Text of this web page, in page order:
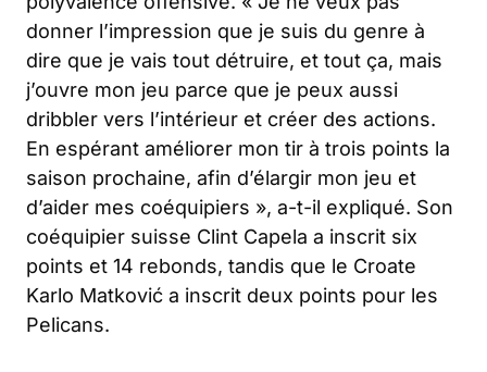
donner l’impression que je suis du genre à
dire que je vais tout détruire, et tout ça, mais
j’ouvre mon jeu parce que je peux aussi
dribbler vers l’intérieur et créer des actions.
En espérant améliorer mon tir à trois points la
saison prochaine, afin d’élargir mon jeu et
d’aider mes coéquipiers », a-t-il expliqué. Son
coéquipier suisse Clint Capela a inscrit six
points et 14 rebonds, tandis que le Croate
Karlo Matković a inscrit deux points pour les
Pelicans.